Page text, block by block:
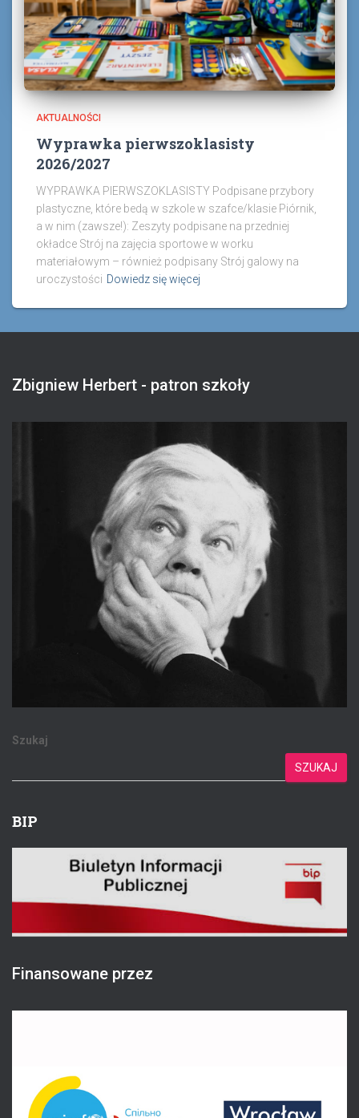
AKTUALNOŚCI
Wyprawka pierwszoklasisty
2026/2027
WYPRAWKA PIERWSZOKLASISTY Podpisane przybory
plastyczne, które bedą w szkole w szafce/klasie Piórnik,
a w nim (zawsze!): Zeszyty podpisane na przedniej
okładce Strój na zajęcia sportowe w worku
materiałowym – również podpisany Strój galowy na
uroczystości Dowiedz się więcej
Zbigniew Herbert - patron szkoły
Szukaj
SZUKAJ
BIP
Finansowane przez